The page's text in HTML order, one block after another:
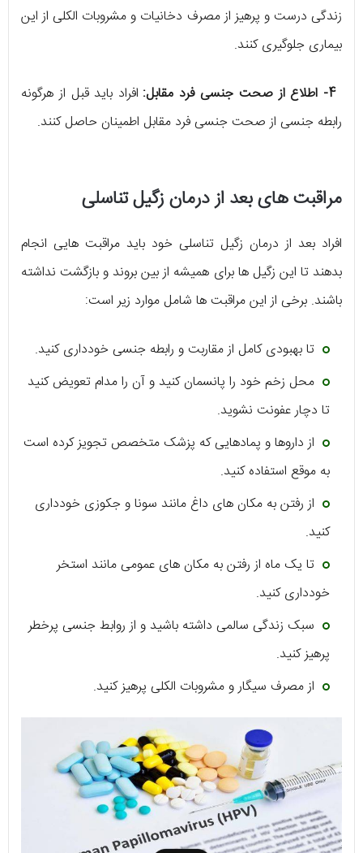
زندگی درست و پرهیز از مصرف دخانیات و مشروبات الکلی از این
بیماری جلوگیری کنند.
افراد باید قبل از هرگونه
رابطه جنسی از صحت جنسی فرد مقابل اطمینان حاصل کنند.
مراقبت های بعد از درمان زگیل تناسلی
افراد بعد از درمان زگیل تناسلی خود باید مراقبت هایی انجام
بدهند تا این زگیل ها برای همیشه از بین بروند و بازگشت نداشته
باشند. برخی از این مراقبت ها شامل موارد زیر است:
تا بهبودی کامل از مقاربت و رابطه جنسی خودداری کنید.
محل زخم خود را پانسمان کنید و آن را مدام تعویض کنید
تا دچار عفونت نشوید.
از داروها و پمادهایی که پزشک متخصص تجویز کرده است
به موقع استفاده کنید.
از رفتن به مکان های داغ مانند سونا و جکوزی خودداری
کنید.
تا یک ماه از رفتن به مکان های عمومی مانند استخر
خودداری کنید.
سبک زندگی سالمی داشته باشید و از روابط جنسی پرخطر
پرهیز کنید.
از مصرف سیگار و مشروبات الکلی پرهیز کنید.